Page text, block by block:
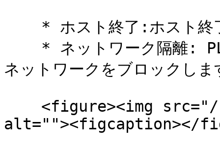
ネットワークをブロックしま
alt=""><figcaption></